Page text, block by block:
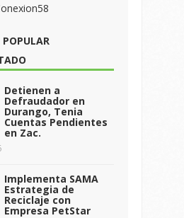
POPULAR
Detienen a
Defraudador en
Durango, Tenia
Cuentas Pendientes
en Zac.
Implementa SAMA
Estrategia de
Reciclaje con
Empresa PetStar